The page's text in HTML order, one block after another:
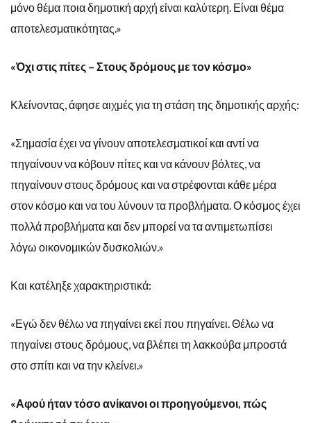
μόνο θέμα ποια δημοτική αρχή είναι καλύτερη. Είναι θέμα
αποτελεσματικότητας.»
«Όχι στις πίτες – Στους δρόμους με τον κόσμο»
Κλείνοντας, άφησε αιχμές για τη στάση της δημοτικής αρχής:
«Σημασία έχει να γίνουν αποτελεσματικοί και αντί να
πηγαίνουν να κόβουν πίτες και να κάνουν βόλτες, να
πηγαίνουν στους δρόμους και να στρέφονται κάθε μέρα
στον κόσμο και να του λύνουν τα προβλήματα. Ο κόσμος έχει
πολλά προβλήματα και δεν μπορεί να τα αντιμετωπίσει
λόγω οικονομικών δυσκολιών.»
Και κατέληξε χαρακτηριστικά:
«Εγώ δεν θέλω να πηγαίνει εκεί που πηγαίνει. Θέλω να
πηγαίνει στους δρόμους, να βλέπει τη λακκούβα μπροστά
στο σπίτι και να την κλείνει.»
«Αφού ήταν τόσο ανίκανοι οι προηγούμενοι, πώς